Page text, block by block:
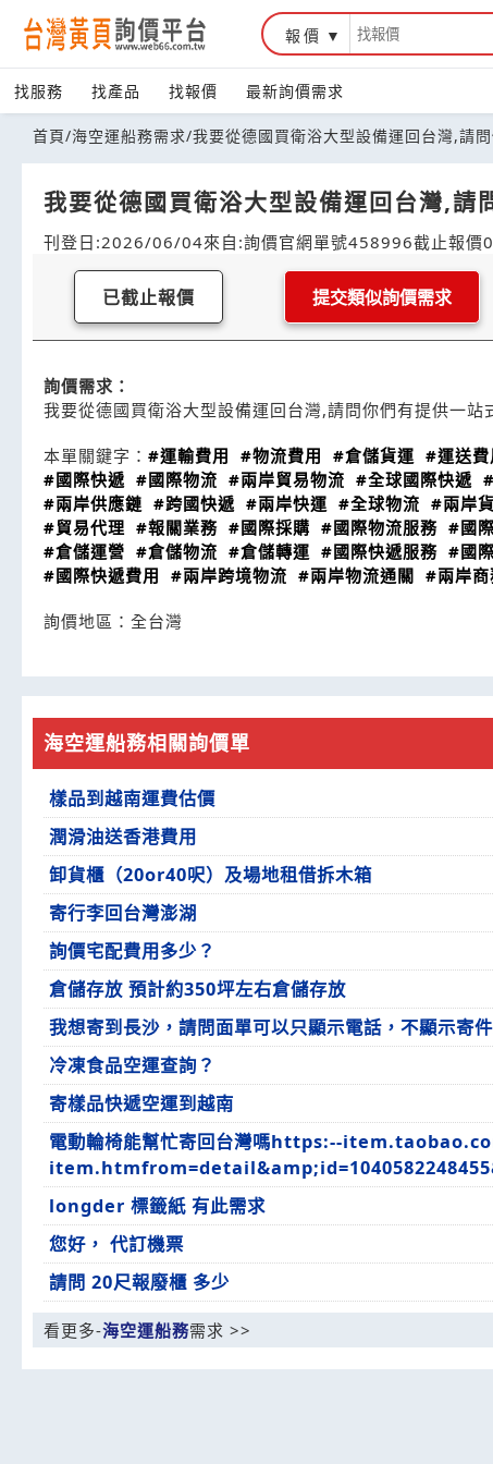
報價
找服務 找產品 找報價 最新詢價需求
首頁/海空運船務需求/我要從德國買衛浴大型設備運回台灣,請
我要從德國買衛浴大型設備運回台灣,請
刊登日:2026/06/04來自:詢價官網單號458996截止報價
已截止報價 提交類似詢價需求
詢價需求：
我要從德國買衛浴大型設備運回台灣,請問你們有提供一
本單關鍵字： #運輸費用 #物流費用 #倉儲貨運 #運送費
#國際快遞 #國際物流 #兩岸貿易物流 #全球國際快遞
#兩岸供應鏈 #跨國快遞 #兩岸快運 #全球物流 #兩岸
#貿易代理 #報關業務 #國際採購 #國際物流服務 #國
#倉儲運營 #倉儲物流 #倉儲轉運 #國際快遞服務 #國
#國際快遞費用 #兩岸跨境物流 #兩岸物流通關 #兩岸商
詢價地區： 全台灣
海空運船務相關詢價單
樣品到越南運費估價
潤滑油送香港費用
卸貨櫃（20or40呎）及場地租借拆木箱
寄行李回台灣澎湖
詢價宅配費用多少？
倉儲存放 預計約350坪左右倉儲存放
我想寄到長沙，請問面單可以只顯示電話，不顯示寄
冷凍食品空運查詢？
寄樣品快遞空運到越南
電動輪椅能幫忙寄回台灣嗎https:--
longder 標籤紙 有此需求
您好， 代訂機票
請問 20尺報廢櫃 多少
看更多-海空運船務需求 >>